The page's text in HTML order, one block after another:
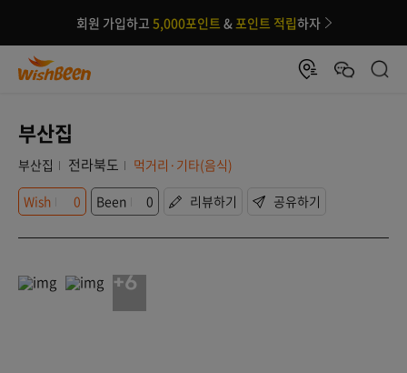
회원 가입하고 5,000포인트 &포인트 적립하자
부산집
부산집 전라북도
먹거리·기타(음식)
Wish
0 Been 0 리뷰하기 공유하기
+6